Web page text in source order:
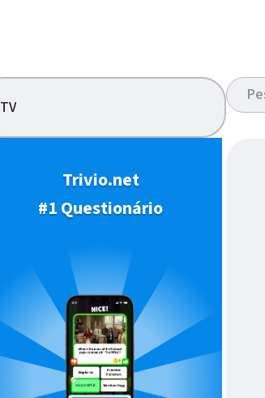
TV
Trivio.net
#1 Questionário